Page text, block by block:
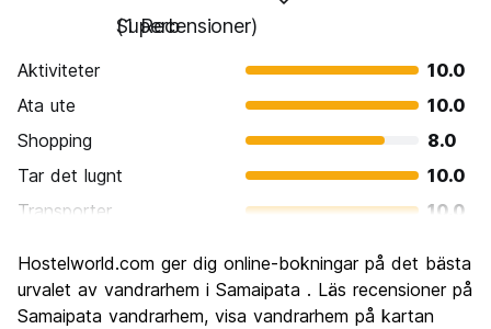
Superb
(1 Recensioner)
Aktiviteter
10.0
Ata ute
10.0
Shopping
8.0
Tar det lugnt
10.0
Transporter
10.0
Kultur
10.0
Festa
8.0
Hostelworld.com ger dig online-bokningar på det bästa
urvalet av vandrarhem i Samaipata . Läs recensioner på
Samaipata vandrarhem, visa vandrarhem på kartan